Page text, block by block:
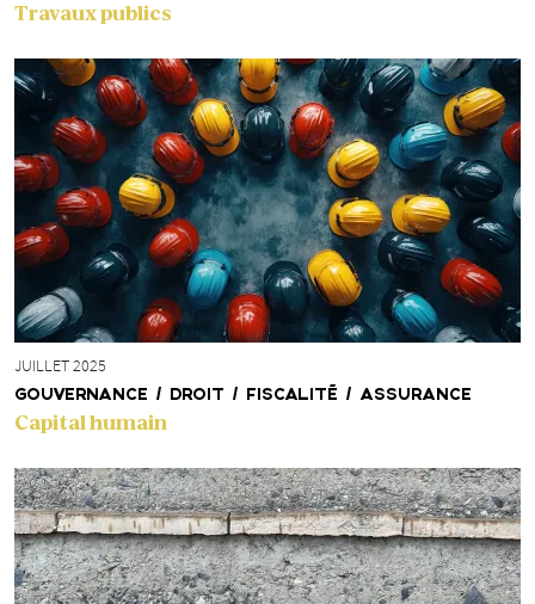
Travaux publics
JUILLET 2025
GOUVERNANCE / DROIT / FISCALITÉ / ASSURANCE
Capital humain